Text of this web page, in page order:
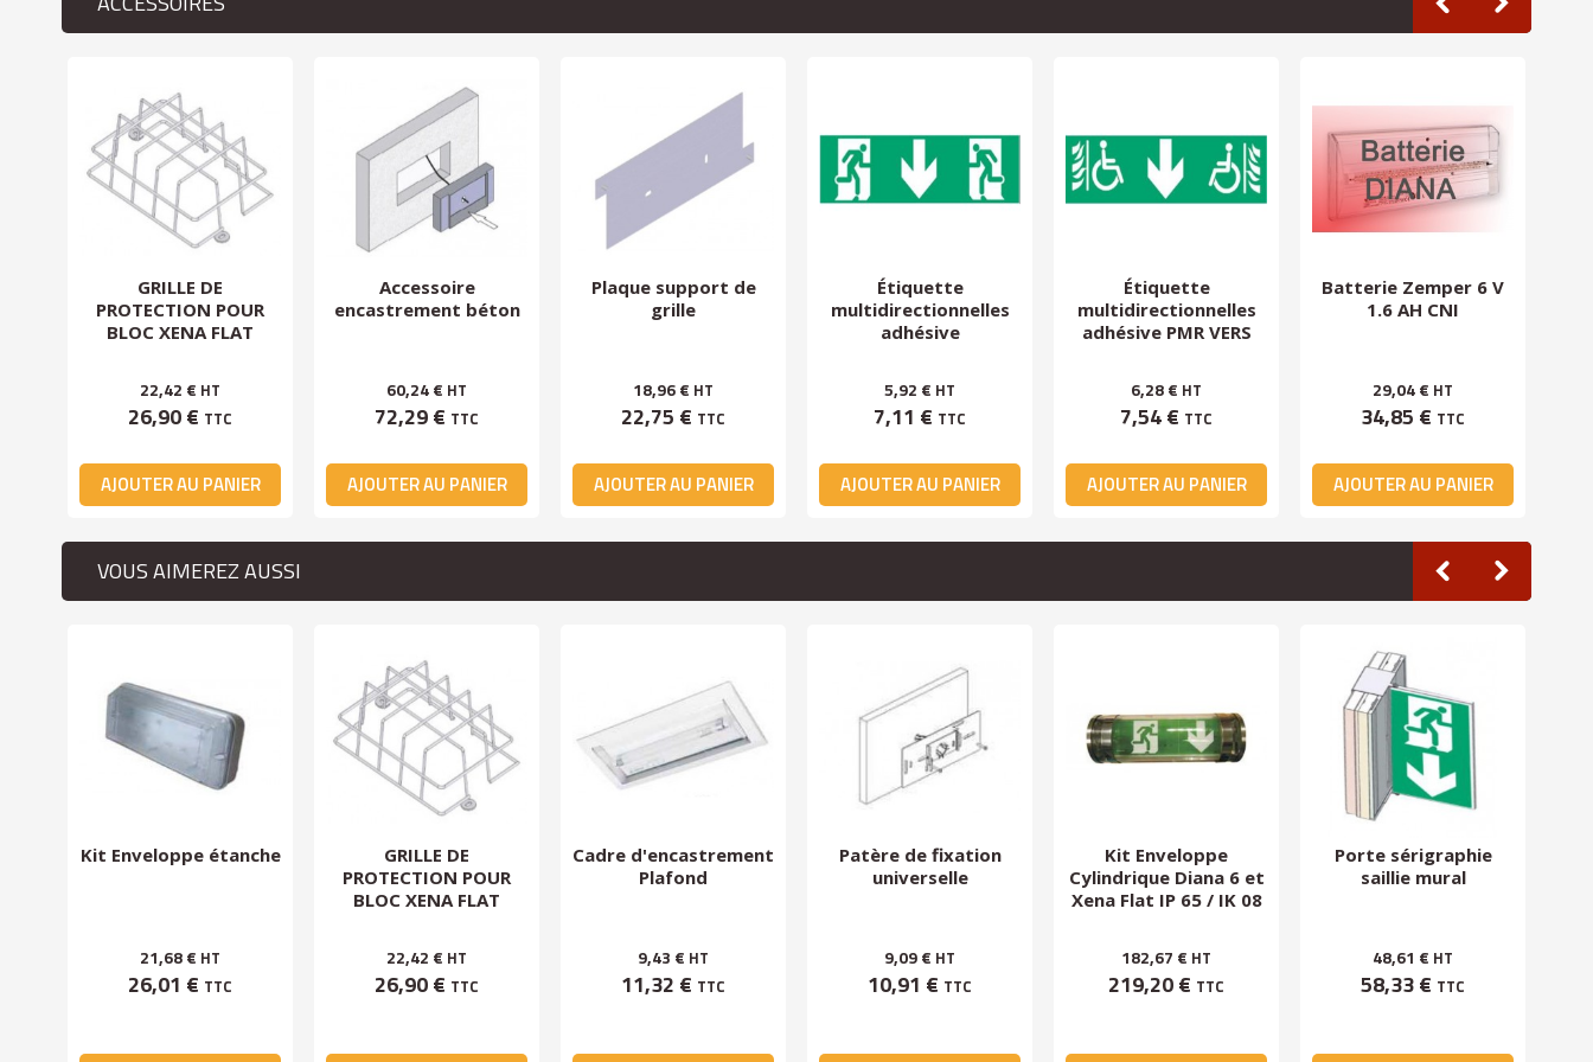
GRILLE DE
PROTECTION POUR
BLOC XENA FLAT
22,42 € HT
26,90 € TTC
AJOUTER AU PANIER
Accessoire
encastrement béton
60,24 € HT
72,29 € TTC
AJOUTER AU PANIER
Plaque support de
grille
18,96 € HT
22,75 € TTC
AJOUTER AU PANIER
Étiquette
multidirectionnelles
adhésive
5,92 € HT
7,11 € TTC
AJOUTER AU PANIER
Étiquette
multidirectionnelles
adhésive PMR VERS
6,28 € HT
7,54 € TTC
AJOUTER AU PANIER
Batterie Zemper 6 V
1.6 AH CNI
29,04 € HT
34,85 € TTC
AJOUTER AU PANIER
VOUS AIMEREZ AUSSI
Kit Enveloppe étanche
21,68 € HT
26,01 € TTC
GRILLE DE
PROTECTION POUR
BLOC XENA FLAT
22,42 € HT
26,90 € TTC
Cadre d'encastrement
Plafond
9,43 € HT
11,32 € TTC
Patère de fixation
universelle
9,09 € HT
10,91 € TTC
Kit Enveloppe
Cylindrique Diana 6 et
Xena Flat IP 65 / IK 08
182,67 € HT
219,20 € TTC
Porte sérigraphie
saillie mural
48,61 € HT
58,33 € TTC